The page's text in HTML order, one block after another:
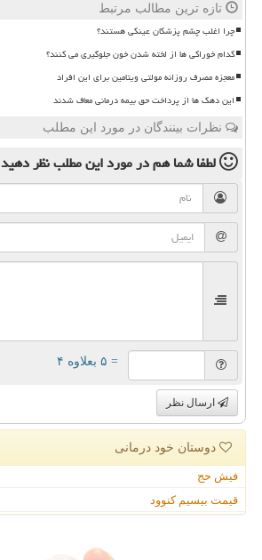
تازه ترین مطالب مرتبط
چرا اغلب چشم پزشکان عینکی هستند؟
کدام خوراکی ها از لخته شدن خون جلوگیری می کنند؟
معجزه مصرف روزانه مولتی ویتامین برای این افراد
این دهک ها از پرداخت حق بیمه درمانی معاف شدند
نظرات بینندگان در مورد این مطلب
لطفا شما همدر مورد این مطلبنظر دهید
= ۵ بعلاوه ۴
ارسال نظر
دوستان خود درمانی
فیش حج
قیمت بیسیم کنوود